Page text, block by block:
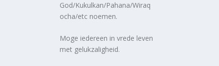
God/Kukulkan/Pahana/Wiraq
ocha/etc noemen.
Moge iedereen in vrede leven
met gelukzaligheid.